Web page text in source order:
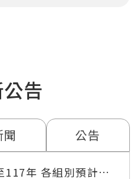
告
聞 公告
117年 各組別預計出